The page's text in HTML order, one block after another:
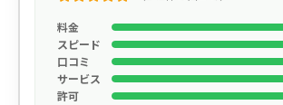
料金
スピード
口コミ
サービス
許可